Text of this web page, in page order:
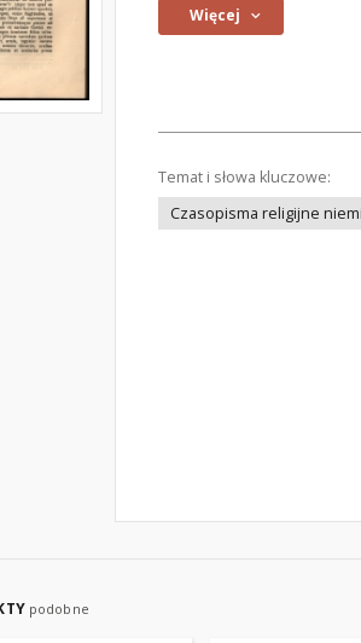
Więcej
Temat i słowa kluczowe:
Czasopisma religijne
podobne